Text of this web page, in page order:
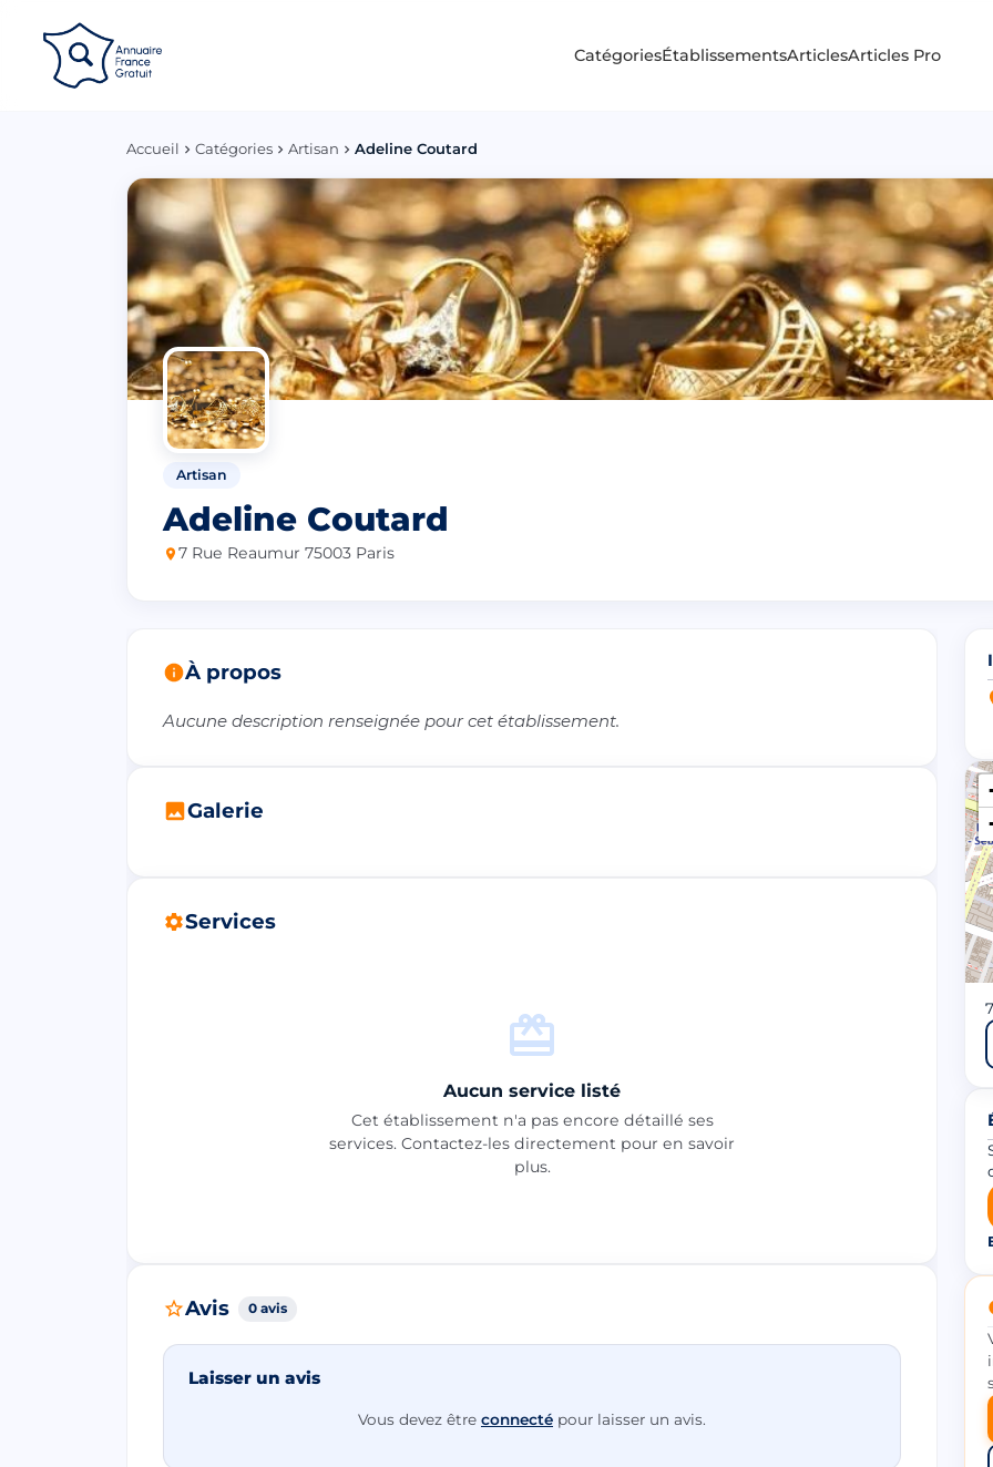
CatégoriesÉtablissementsArticlesArticles Pro
Accueil Catégories Artisan Adeline Coutard
Artisan
Adeline Coutard
7 Rue Reaumur 75003 Paris
À propos
Aucune description renseignée pour cet établissement.
Galerie
Services
Aucun service listé
Cet établissement n'a pas encore détaillé ses
services. Contactez-les directement pour en savoir
plus.
Avis 0 avis
Laisser un avis
Vous devez être connecté pour laisser un avis.